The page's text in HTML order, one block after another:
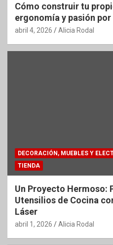
Cómo construir tu
ergonomía y pasión
abril 4, 2026 Alicia Rodal
DECORACIÓN, MUEBLES Y
TIENDA
Un Proyecto Hermoso:
Utensilios de Cocina
Láser
abril 1, 2026 Alicia Rodal